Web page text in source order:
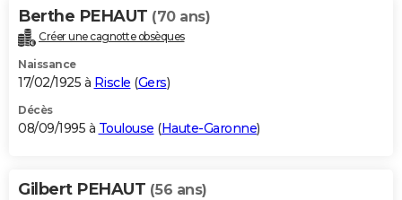
Berthe PEHAUT (70 ans)
Créer une cagnotte obsèques
Naissance
17/02/1925 à Riscle (Gers)
Décès
08/09/1995 à Toulouse (Haute-Garonne)
Gilbert PEHAUT (56 ans)